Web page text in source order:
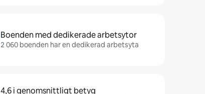
Boenden med dedikerade arbetsytor
2 060 boenden har en dedikerad arbetsyta
4,6 i genomsnittligt betyg